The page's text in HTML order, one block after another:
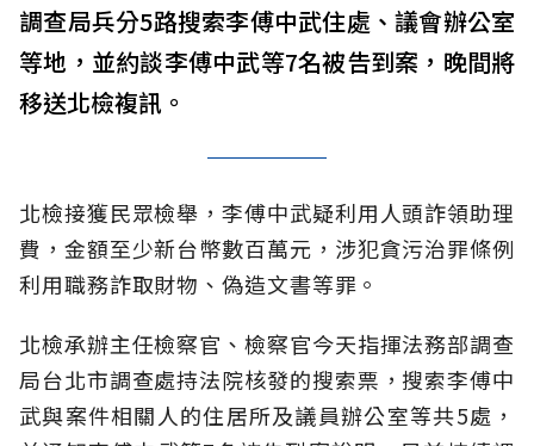
調查局兵分5路搜索李傅中武住處、議會辦公室
等地，並約談李傅中武等7名被告到案，晚間將
移送北檢複訊。
北檢接獲民眾檢舉，李傅中武疑利用人頭詐領助理
費，金額至少新台幣數百萬元，涉犯貪污治罪條例
利用職務詐取財物、偽造文書等罪。
北檢承辦主任檢察官、檢察官今天指揮法務部調查
局台北市調查處持法院核發的搜索票，搜索李傅中
武與案件相關人的住居所及議員辦公室等共5處，